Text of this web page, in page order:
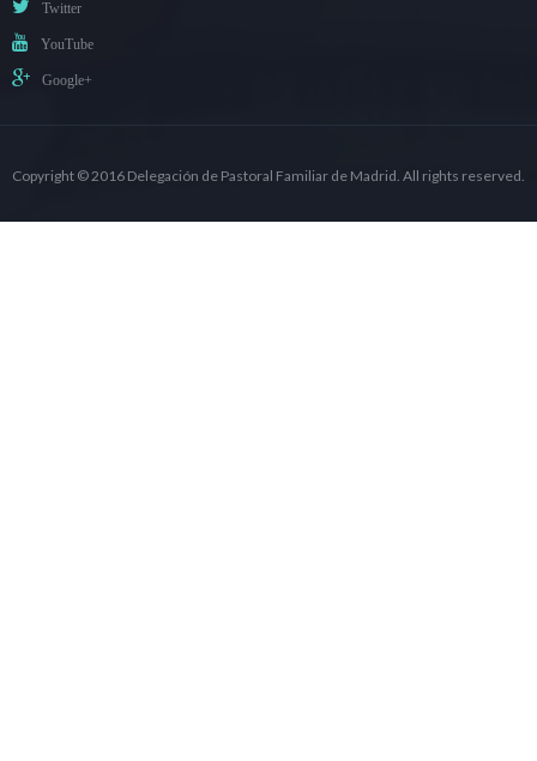
Twitter
YouTube
Google+
Copyright © 2016 Delegación de Pastoral Familiar de Madrid. All rights reserved.